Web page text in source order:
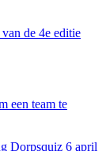
de 4e editie
een team te
Dorpsquiz 6 april